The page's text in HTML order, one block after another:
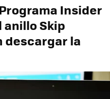
Insider
anillo Skip
descargar la